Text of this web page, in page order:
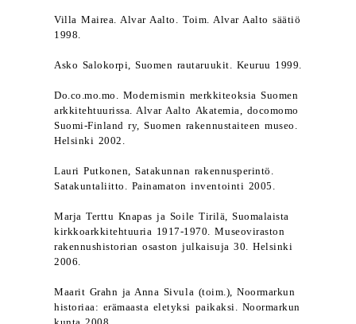
Villa Mairea. Alvar Aalto. Toim. Alvar Aalto säätiö
1998.
Asko Salokorpi, Suomen rautaruukit. Keuruu 1999.
Do.co.mo.mo. Modernismin merkkiteoksia Suomen
arkkitehtuurissa. Alvar Aalto Akatemia, docomomo
Suomi-Finland ry, Suomen rakennustaiteen museo.
Helsinki 2002.
Lauri Putkonen, Satakunnan rakennusperintö.
Satakuntaliitto. Painamaton inventointi 2005.
Marja Terttu Knapas ja Soile Tirilä, Suomalaista
kirkkoarkkitehtuuria 1917-1970. Museoviraston
rakennushistorian osaston julkaisuja 30. Helsinki
2006.
Maarit Grahn ja Anna Sivula (toim.), Noormarkun
historiaa: erämaasta eletyksi paikaksi. Noormarkun